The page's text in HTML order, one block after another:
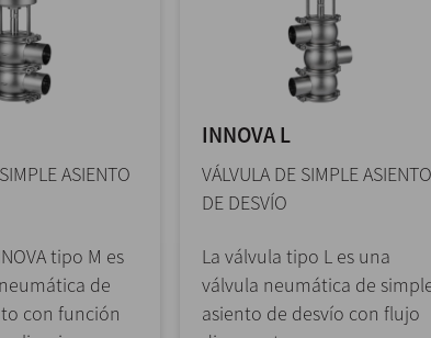
ASIENTO
tipo M es
de
con función
INNOVA L
VÁLVULA DE SIMPLE ASIENTO
DE DESVÍO
La válvula tipo L es una
válvula neumática de
asiento de desvío con flujo